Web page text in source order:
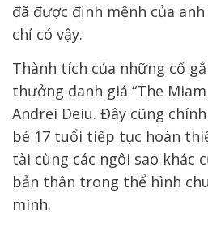
đã được định mệnh của
chỉ có vậy.
Thành tích của những cố
thưởng danh giá “The
Andrei Deiu. Đây cũng
bé 17 tuổi tiếp tục hoàn
tài cùng các ngôi sao khác
bản thân trong thể hình
mình.